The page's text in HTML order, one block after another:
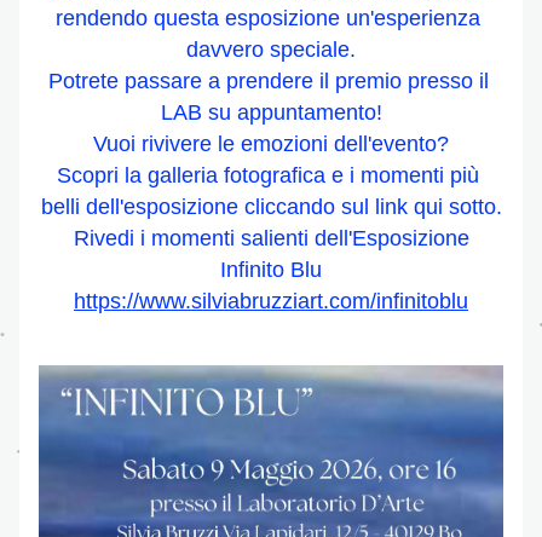
rendendo questa esposizione un'esperienza
davvero speciale.
Potrete passare a prendere il premio presso il
LAB su appuntamento!
Vuoi rivivere le emozioni dell'evento?
Scopri la galleria fotografica e i momenti più
belli dell'esposizione cliccando sul link qui sotto.
Infinito Blu
https://www.silviabruzziart.com/infinitoblu